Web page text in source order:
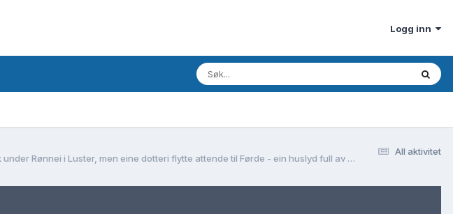
Logg inn
All aktivitet
Simon Christenson, fødd i Førde(?) kring 1775 - gift med Anna Colbeinsdotter frå Råeim i Gaular - vart plassfolk under Rønnei i Luster, men eine dotteri flytte attende til Førde - ein huslyd full av utfordringar?